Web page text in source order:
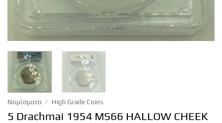
Νομίσματα / High Grade Coins
5 Drachmai 1954 MS66 HALLOW CHEEK